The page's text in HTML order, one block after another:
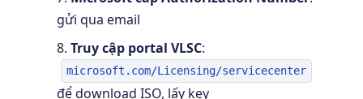
gửi qua email
Truy cập portal VLSC:
microsoft.com/Licensing/servicecenter
để download ISO, lấy key